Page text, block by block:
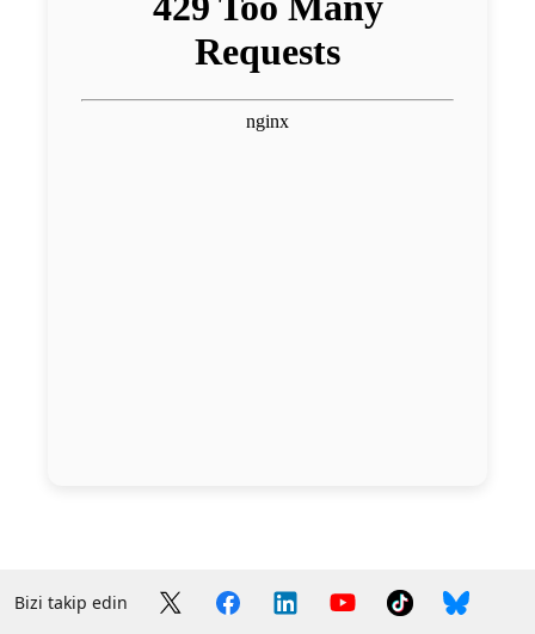
Bizi takip edin